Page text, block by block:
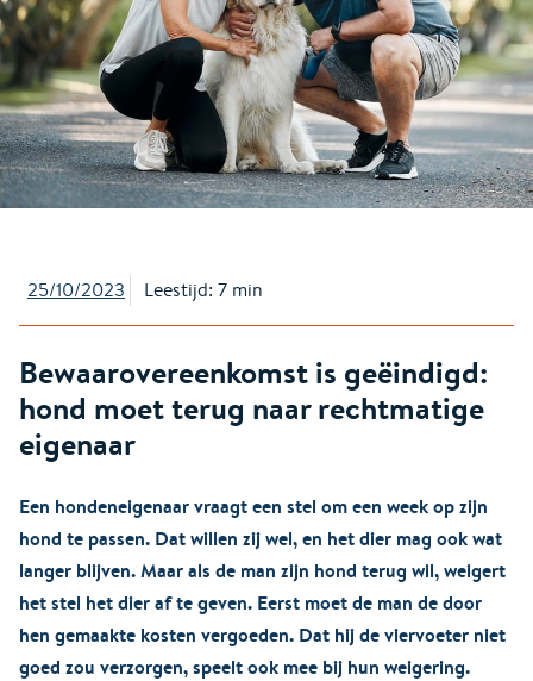
25/10/2023 Leestijd: 7 min
Bewaarovereenkomst is geëindigd:
hond moet terug naar rechtmatige
eigenaar
Een hondeneigenaar vraagt een stel om een week op zijn
hond te passen. Dat willen zij wel, en het dier mag ook wat
langer blijven. Maar als de man zijn hond terug wil, weigert
het stel het dier af te geven. Eerst moet de man de door
hen gemaakte kosten vergoeden. Dat hij de viervoeter niet
goed zou verzorgen, speelt ook mee bij hun weigering.